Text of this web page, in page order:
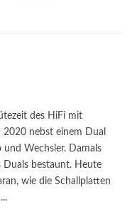
des HiFi mit
2020 nebst einem Dual
Wechsler. Damals
Duals bestaunt. Heute
wie die Schallplatten